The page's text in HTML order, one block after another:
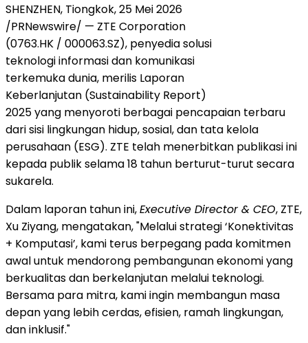
SHENZHEN, Tiongkok, 25 Mei 2026
/PRNewswire/ — ZTE Corporation
(0763.HK / 000063.SZ), penyedia solusi
teknologi informasi dan komunikasi
terkemuka dunia, merilis Laporan
Keberlanjutan (Sustainability Report)
2025 yang menyoroti berbagai pencapaian terbaru
dari sisi lingkungan hidup, sosial, dan tata kelola
perusahaan (ESG). ZTE telah menerbitkan publikasi ini
kepada publik selama 18 tahun berturut-turut secara
sukarela.
Dalam laporan tahun ini,Executive Director & CEO, ZTE,
Xu Ziyang, mengatakan, "Melalui strategi ‘Konektivitas
+ Komputasi’, kami terus berpegang pada komitmen
awal untuk mendorong pembangunan ekonomi yang
berkualitas dan berkelanjutan melalui teknologi.
Bersama para mitra, kami ingin membangun masa
depan yang lebih cerdas, efisien, ramah lingkungan,
dan inklusif."